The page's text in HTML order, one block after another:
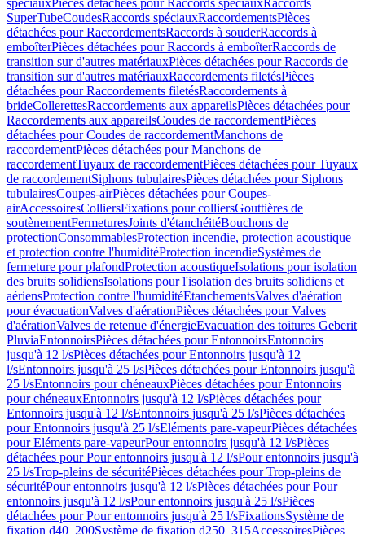
spéciauxPièces détachées pour Raccords spéciauxRaccords
SuperTubeCoudesRaccords spéciauxRaccordementsPièces
détachées pour RaccordementsRaccords à souderRaccords à
emboîterPièces détachées pour Raccords à emboîterRaccords de
transition sur d'autres matériauxPièces détachées pour Raccords de
transition sur d'autres matériauxRaccordements filetésPièces
détachées pour Raccordements filetésRaccordements à
brideCollerettesRaccordements aux appareilsPièces détachées pour
Raccordements aux appareilsCoudes de raccordementPièces
détachées pour Coudes de raccordementManchons de
raccordementPièces détachées pour Manchons de
raccordementTuyaux de raccordementPièces détachées pour Tuyaux
de raccordementSiphons tubulairesPièces détachées pour Siphons
tubulairesCoupes-airPièces détachées pour Coupes-
airAccessoiresColliersFixations pour colliersGouttières de
soutènementFermeturesJoints d'étanchéitéBouchons de
protectionConsommablesProtection incendie, protection acoustique
et protection contre l'humiditéProtection incendieSystèmes de
fermeture pour plafondProtection acoustiqueIsolations pour isolation
des bruits solidiensIsolations pour l'isolation des bruits solidiens et
aériensProtection contre l'humiditéEtanchementsValves d'aération
pour évacuationValves d'aérationPièces détachées pour Valves
d'aérationValves de retenue d'énergieEvacuation des toitures Geberit
PluviaEntonnoirsPièces détachées pour EntonnoirsEntonnoirs
jusqu'à 12 l/sPièces détachées pour Entonnoirs jusqu'à 12
l/sEntonnoirs jusqu'à 25 l/sPièces détachées pour Entonnoirs jusqu'à
25 l/sEntonnoirs pour chéneauxPièces détachées pour Entonnoirs
pour chéneauxEntonnoirs jusqu'à 12 l/sPièces détachées pour
Entonnoirs jusqu'à 12 l/sEntonnoirs jusqu'à 25 l/sPièces détachées
pour Entonnoirs jusqu'à 25 l/sEléments pare-vapeurPièces détachées
pour Eléments pare-vapeurPour entonnoirs jusqu'à 12 l/sPièces
détachées pour Pour entonnoirs jusqu'à 12 l/sPour entonnoirs jusqu'à
25 l/sTrop-pleins de sécuritéPièces détachées pour Trop-pleins de
sécuritéPour entonnoirs jusqu'à 12 l/sPièces détachées pour Pour
entonnoirs jusqu'à 12 l/sPour entonnoirs jusqu'à 25 l/sPièces
détachées pour Pour entonnoirs jusqu'à 25 l/sFixationsSystème de
fixation d40–200Système de fixation d250–315AccessoiresPièces